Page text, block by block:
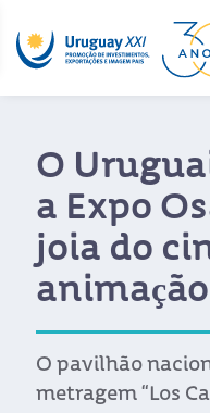
O
a Expo
joia do
animação
O pavilhão
metragem “Los